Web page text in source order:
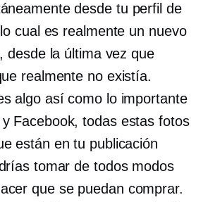
desde tu perfil de
cual es realmente un nuevo
desde la última vez que
realmente no existía.
algo así como lo importante
Facebook, todas estas fotos
están en tu publicación
tomar de todos modos
que se puedan comprar.